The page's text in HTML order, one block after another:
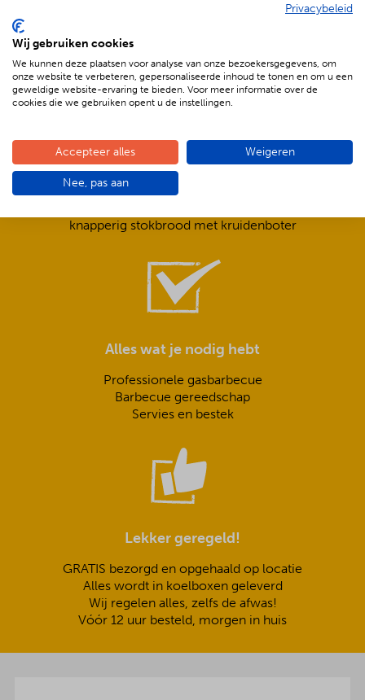
Compleet is ook écht compleet!
Frisse salades,
knapperig stokbrood met kruidenboter
Alles wat je nodig hebt
Professionele gasbarbecue
Barbecue gereedschap
Servies en bestek
Lekker geregeld!
GRATIS bezorgd en opgehaald op locatie
Alles wordt in koelboxen geleverd
Wij regelen alles, zelfs de afwas!
Vóór 12 uur besteld, morgen in huis
Privacybeleid
Wij gebruiken cookies
We kunnen deze plaatsen voor analyse van onze bezoekersgegevens, om
onze website te verbeteren, gepersonaliseerde inhoud te tonen en om u een
geweldige website-ervaring te bieden. Voor meer informatie over de
cookies die we gebruiken opent u de instellingen.
Accepteer alles Weigeren
Nee, pas aan